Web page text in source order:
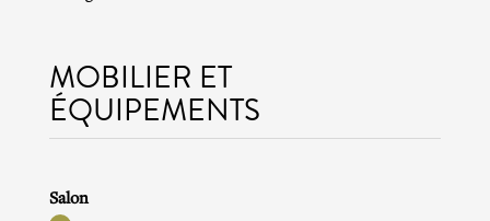
MOBILIER ET
ÉQUIPEMENTS
Salon